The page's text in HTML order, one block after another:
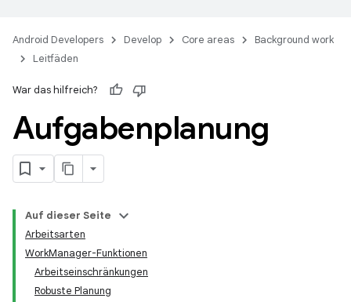
Android Developers Develop Core areas
Background work
Leitfäden
War das hilfreich?
Aufgabenplanung
Auf dieser Seite
Arbeitsarten
WorkManager-Funktionen
Arbeitseinschränkungen
Robuste Planung